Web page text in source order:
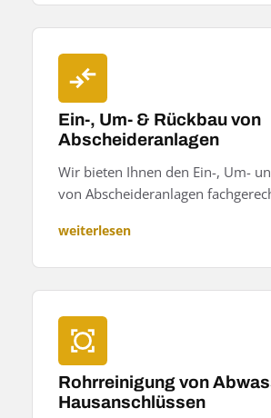
Ein-, Um- & Rückbau von
Abscheideranlagen
Wir bieten Ihnen den Ein-, Um-
von Abscheideranlagen
weiterlesen
Rohrreinigung von
Hausanschlüssen